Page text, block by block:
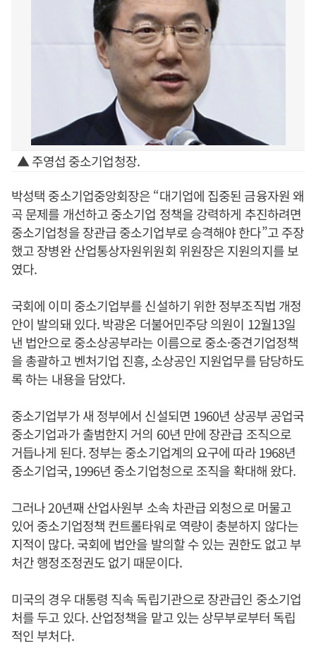
▲ 주영섭 중소기업청장.
박성택 중소기업중앙회장은 “대기업에 집중된 금융자원 왜
곡 문제를 개선하고 중소기업 정책을 강력하게 추진하려면
중소기업청을 장관급 중소기업부로 승격해야 한다”고 주장
했고 장병완 산업통상자원위원회 위원장은 지원의지를 보
였다.
국회에 이미 중소기업부를 신설하기 위한 정부조직법 개정
안이 발의돼 있다. 박광온 더불어민주당 의원이 12월13일
낸 법안으로 중소상공부라는 이름으로 중소·중견기업정책
을 총괄하고 벤처기업 진흥, 소상공인 지원업무를 담당하도
록 하는 내용을 담았다.
중소기업부가 새 정부에서 신설되면 1960년 상공부 공업국
중소기업과가 출범한지 거의 60년 만에 장관급 조직으로
거듭나게 된다. 정부는 중소기업계의 요구에 따라 1968년
중소기업국, 1996년 중소기업청으로 조직을 확대해 왔다.
그러나 20년째 산업사원부 소속 차관급 외청으로 머물고
있어 중소기업정책 컨트롤타워로 역량이 충분하지 않다는
지적이 많다. 국회에 법안을 발의할 수 있는 권한도 없고 부
처간 행정조정권도 없기 때문이다.
미국의 경우 대통령 직속 독립기관으로 장관급인 중소기업
처를 두고 있다. 산업정책을 맡고 있는 상무부로부터 독립
적인 부처다.